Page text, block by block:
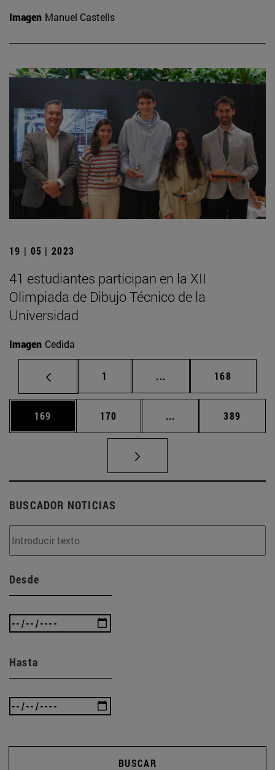
Imagen Manuel Castells
19 | 05 | 2023
41 estudiantes participan en la XII
Olimpiada de Dibujo Técnico de la
Universidad
Imagen Cedida
Página
1 ... Páginas intermedias
Página
168
Página
169 Página
170 ... Páginas intermedias
Página
389
BUSCADOR NOTICIAS
Desde
Hasta
BUSCAR